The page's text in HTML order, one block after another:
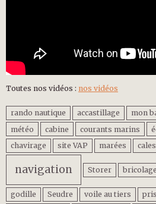
Toutes nos vidéos : nos vidéos
rando nautique accastillage mon
météo
cabine courants marins
chavirage
site VAP marées cales
navigation Storer bricolage
godille Seudre voile au tiers